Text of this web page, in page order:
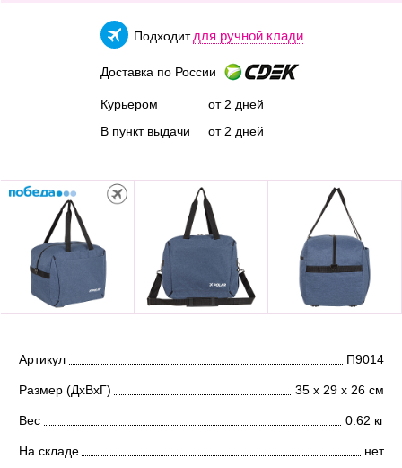
Подходит для ручной клади
Доставка по России
Курьером
В пункт выдачи
от 2 дней
от 2 дней
Артикул П9014
Размер (ДхВхГ) 35 х 29 х 26 см
Вес 0.62 кг
На складе нет